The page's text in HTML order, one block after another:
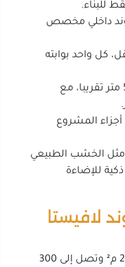
داخل 14 كمبوند داخلي مخصص
كل واحد بوابته
بين الفيلات تصل إلى 50 متر تقريبا، مع
أجزاء المشروع
الخشب الطبيعي
للإضاءة
لافيستا
تاون هاوس بمساحات تبدأ من 213 م² وتصل إلى 300